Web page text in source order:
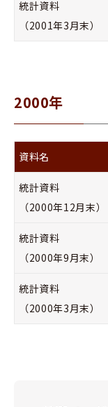
統計資料
（2001年3月末）
2000年
資料名
統計資料
（2000年12月末）
統計資料
（2000年9月末）
統計資料
（2000年3月末）